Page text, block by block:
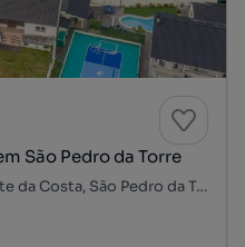
São Pedro da Torre
Rua do Monte da Costa - Monte da Costa, São Pedro da Torre, Valença, Viana do Castelo